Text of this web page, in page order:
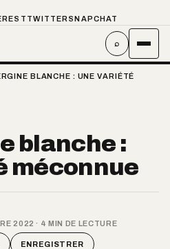
TWITTER SNAPCHAT
⌕
BLANCHE : UNE VARIÉTÉ
blanche :
méconnue
2022 · 4 MIN DE LECTURE
ENREGISTRER